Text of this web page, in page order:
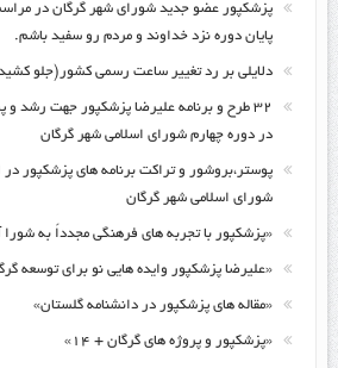
پزشکپور عضو جدید شورای شهر گرگان در
پایان دوره نزد خداوند و مردم رو سفید باشم.
دلایلی بر رد تغییر ساعت رسمی کشور(جلو
۳۲ طرح و برنامه علیرضا پزشکپور جهت رشد
در دوره چهارم شورای اسلامی شهر گرگان
پوستر،بروشور و تراکت برنامه های پزشکپور در
شورای اسلامی شهر گرگان
«پزشکپور با تجربه های فرهنگی مجدداً به شورا
«علیرضا پزشکپور وایده هایی نو برای توسعه
«مقاله های پزشکپور در دانشنامه گلستان»
«پزشکپور و پروژه های گرگان + ۱۴»